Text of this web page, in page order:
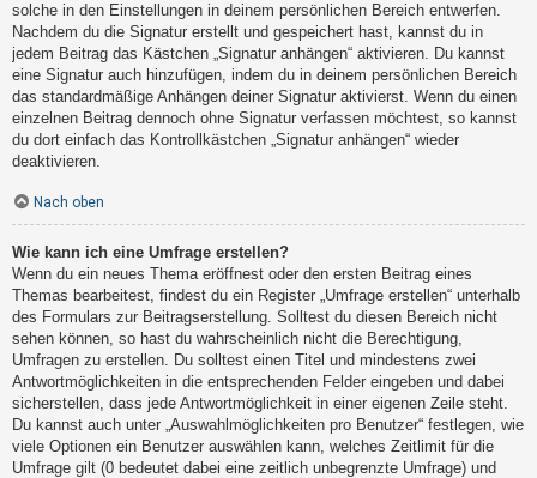
solche in den Einstellungen in deinem persönlichen Bereich entwerfen.
Nachdem du die Signatur erstellt und gespeichert hast, kannst du in
jedem Beitrag das Kästchen „Signatur anhängen“ aktivieren. Du kannst
eine Signatur auch hinzufügen, indem du in deinem persönlichen Bereich
das standardmäßige Anhängen deiner Signatur aktivierst. Wenn du einen
einzelnen Beitrag dennoch ohne Signatur verfassen möchtest, so kannst
du dort einfach das Kontrollkästchen „Signatur anhängen“ wieder
deaktivieren.
Nach oben
Wie kann ich eine Umfrage erstellen?
Wenn du ein neues Thema eröffnest oder den ersten Beitrag eines
Themas bearbeitest, findest du ein Register „Umfrage erstellen“ unterhalb
des Formulars zur Beitragserstellung. Solltest du diesen Bereich nicht
sehen können, so hast du wahrscheinlich nicht die Berechtigung,
Umfragen zu erstellen. Du solltest einen Titel und mindestens zwei
Antwortmöglichkeiten in die entsprechenden Felder eingeben und dabei
sicherstellen, dass jede Antwortmöglichkeit in einer eigenen Zeile steht.
Du kannst auch unter „Auswahlmöglichkeiten pro Benutzer“ festlegen, wie
viele Optionen ein Benutzer auswählen kann, welches Zeitlimit für die
Umfrage gilt (0 bedeutet dabei eine zeitlich unbegrenzte Umfrage) und